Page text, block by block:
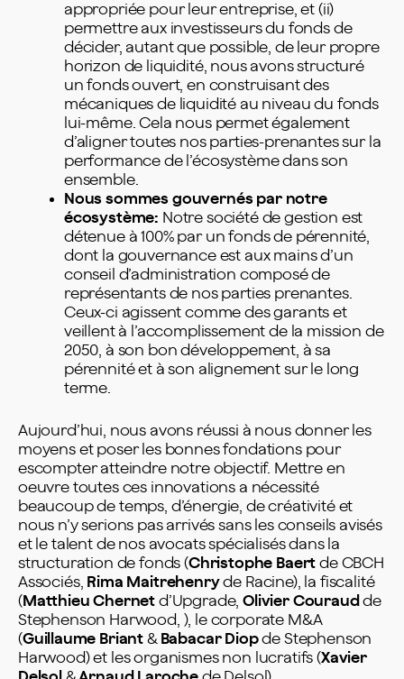
appropriée pour leur entreprise, et (ii)
permettre aux investisseurs du fonds de
décider, autant que possible, de leur propre
horizon de liquidité, nous avons structuré
un fonds ouvert, en construisant des
mécaniques de liquidité au niveau du fonds
lui-même. Cela nous permet également
d’aligner toutes nos parties-prenantes sur la
performance de l’écosystème dans son
ensemble.
Nous sommes gouvernés par notre
écosystème: Notre société de gestion est
détenue à 100% par un fonds de pérennité,
dont la gouvernance est aux mains d’un
conseil d’administration composé de
représentants de nos parties prenantes.
Ceux-ci agissent comme des garants et
veillent à l’accomplissement de la mission de
2050, à son bon développement, à sa
pérennité et à son alignement sur le long
terme.
Aujourd’hui, nous avons réussi à nous donner les
moyens et poser les bonnes fondations pour
escompter atteindre notre objectif. Mettre en
oeuvre toutes ces innovations a nécessité
beaucoup de temps, d’énergie, de créativité et
nous n’y serions pas arrivés sans les conseils avisés
et le talent de nos avocats spécialisés dans la
structuration de fonds (Christophe Baert de CBCH
Associés, Rima Maitrehenryde Racine), la fiscalité
( Matthieu Chernet d’Upgrade,Olivier Couraudde
Stephenson Harwood, ), le corporate M&A
(Guillaume Briant & Babacar Diopde Stephenson
Harwood) et les organismes non lucratifs (Xavier